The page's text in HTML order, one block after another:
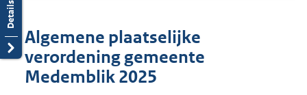
Algemene plaatselijke
verordening gemeente
Medemblik 2025